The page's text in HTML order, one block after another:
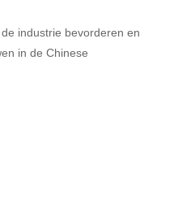
industrie bevorderen en
in de Chinese